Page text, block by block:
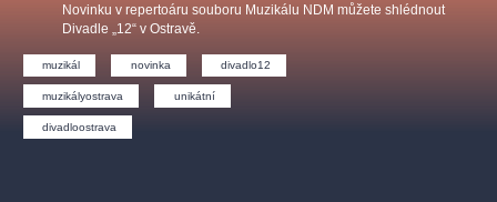
Novinku v repertoáru souboru Muzikálu NDM můžete shlédnout
Divadle „12“ v Ostravě.
muzikál novinka divadlo12
muzikályostrava unikátní
divadloostrava
Ostatní hledají
muzikálypraha
Nejnavštěvovanější
muzikálypraha